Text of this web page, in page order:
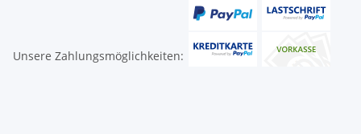
Unsere Zahlungsmöglichkeiten: